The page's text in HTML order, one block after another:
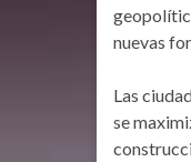
nuevas
Las
se